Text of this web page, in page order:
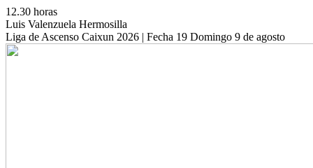
12.30 horas
Luis Valenzuela Hermosilla
Liga de Ascenso Caixun 2026 | Fecha 19 Domingo 9 de agosto